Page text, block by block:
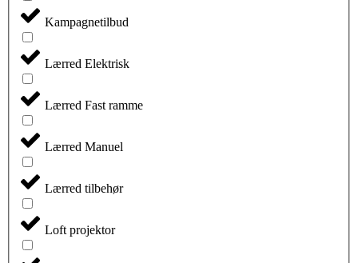
Kampagnetilbud
Lærred Elektrisk
Lærred Fast ramme
Lærred Manuel
Lærred tilbehør
Loft projektor